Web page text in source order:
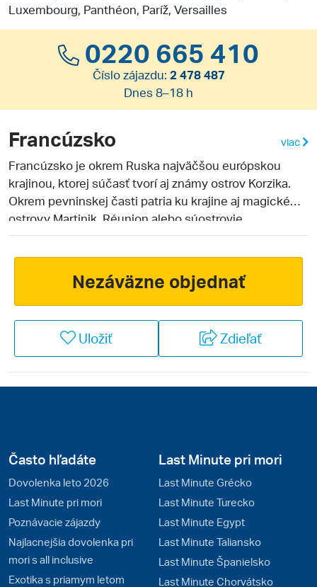
Luxembourg, Panthéon, Paríž, Versailles
0220 665 410
Číslo zájazdu: 2 478 487
Dnes 8–18 h
Francúzsko viac
Francúzsko je okrem Ruska najväčšou európskou
krajinou, ktorej súčasť tvorí aj známy ostrov Korzika.
Okrem pevninskej časti patria ku krajine aj magické
ostrovy Martinik, Réunion alebo súostrovie
Francúzska Polynézia. Hlavným mestom je Paríž,
romantické mesto plné života a umeleckých zážitkov.
Vďaka značnej rozľahlosti francúzskeho územia tu
taktiež nájdete zasnežené vrcholy Pyrenejí a Álp, ktoré
sú vychýreným rajom pre lyžiarov, rovnako ako aj
čarovné Azúrové pobrežie na juhu krajiny. Každý kút
tejto osobitej krajiny vám umožní prežiť jedinečné
okamihy. Francúzsko je taktiež rajom eurovíkendov a
poznávacích zájazdov. Veľmi populárne sú historické
Nezáväzne objednať
Uložiť Zdieľať
Často hľadáte
Dovolenka leto 2026
Last Minute pri mori
Poznávacie zájazdy
Najlacnejšia dovolenka pri
mori s all inclusive
Exotika s priamym letom
Last Minute pri mori
Last Minute Grécko
Last Minute Turecko
Last Minute Egypt
Last Minute Taliansko
Last Minute Španielsko
Last Minute Chorvátsko